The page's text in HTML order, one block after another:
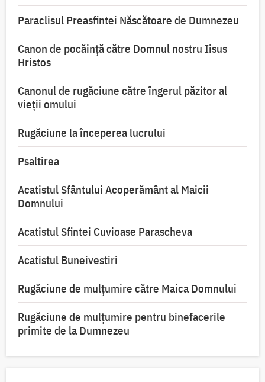
Paraclisul Preasfintei Născătoare de Dumnezeu
Canon de pocăință către Domnul nostru Iisus
Hristos
Canonul de rugăciune către îngerul păzitor al
vieții omului
Rugăciune la începerea lucrului
Psaltirea
Acatistul Sfântului Acoperământ al Maicii
Domnului
Acatistul Sfintei Cuvioase Parascheva
Acatistul Buneivestiri
Rugăciune de mulţumire către Maica Domnului
Rugăciune de mulțumire pentru binefacerile
primite de la Dumnezeu